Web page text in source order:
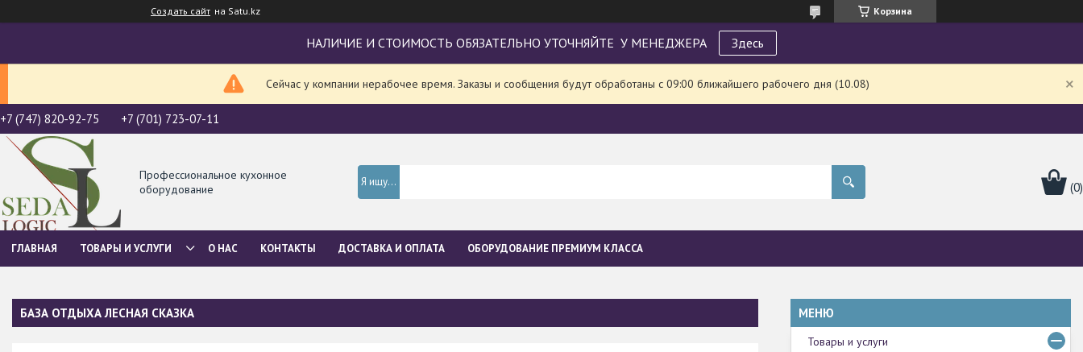
Создать сайт на Satu.kz Корзина
НАЛИЧИЕ И СТОИМОСТЬ ОБЯЗАТЕЛЬНО УТОЧНЯЙТЕ У МЕНЕДЖЕРА Здесь
Сейчас у компании нерабочее время. Заказы и сообщения будут обработаны с 09:00 ближайшего рабочего дня (10.08)
+7 (747) 820-92-75 +7 (701) 723-07-11
Профессиональное кухонное
оборудование
ГЛАВНАЯ ТОВАРЫ И УСЛУГИ О НАС КОНТАКТЫ ДОСТАВКА И ОПЛАТА ОБОРУДОВАНИЕ ПРЕМИУМ КЛАССА
БАЗА ОТДЫХА ЛЕСНАЯ СКАЗКА
Товары и услуги